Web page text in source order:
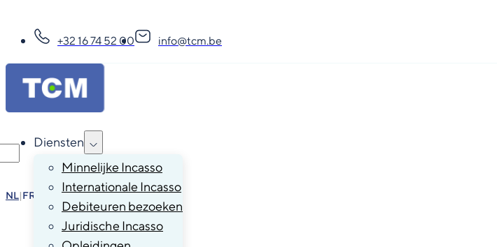
+32 16 74 52 00 info@tcm.be
NL|FR DE
Diensten
Minnelijke Incasso
Internationale Incasso
Debiteuren bezoeken
Juridische Incasso